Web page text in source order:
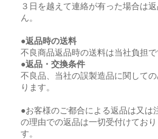
３日を越えて連絡が有った場合は
ん。
●返品時の送料
不良商品返品時の送料は当社負担で
●返品・交換条件
不良品、当社の誤製造品に関して
ります。
●お客様のご都合による返品は又は
の理由での返品は一切受付けてお
す。